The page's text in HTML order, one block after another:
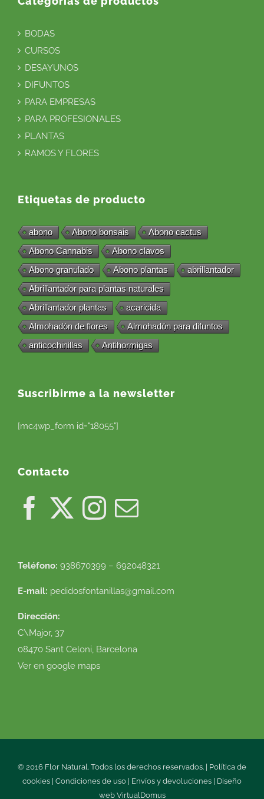
BODAS
CURSOS
DESAYUNOS
DIFUNTOS
PARA EMPRESAS
PARA PROFESIONALES
PLANTAS
RAMOS Y FLORES
Etiquetas de producto
abono Abono bonsais
Abono cactus
Abono Cannabis
Abono clavos
Abono granulado
Abono plantas
abrillantador
Abrillantador para plantas naturales
Abrillantador plantas
acaricida
Almohadón de flores
Almohadón para difuntos
anticochinillas
Antihormigas
Suscribirme a la newsletter
[mc4wp_form id="18055"]
Contacto
Teléfono: 938670399 – 692048321
E-mail: pedidosfontanillas@gmail.com
Dirección:
C\Major, 37
08470 Sant Celoni, Barcelona
Ver en google maps
© 2016 Flor Natural. Todos los derechos reservados. | Política de
cookies | Condiciones de uso | Envíos y devoluciones | Diseño
web VirtualDomus